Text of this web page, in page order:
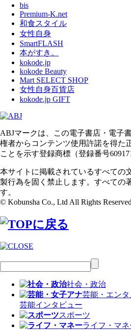
bis
Premium-K.net
和食スタイル
女性自身
SmartFLASH
本がすき。
kokode.jp
kokode Beauty
Mart SELECT SHOP
女性自身百貨店
kokode.jp GIFT
ABJマークは、この電子書店・電子
権者からコンテンツ使用許諾を得た
ことを示す登録商標（登録番号
本サイトに掲載されているすべての
製行為を固く禁止します。すべての
す。
© Kobunsha Co., Ltd All Rights
社会・政治
芸能・エンタ
芸能インタビュー
スポーツ
ライフ・マネ